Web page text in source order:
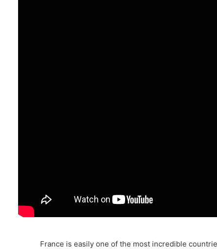
France is easily one of the most incredible